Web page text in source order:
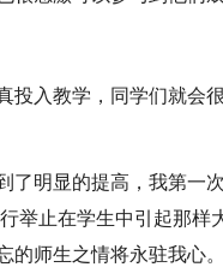
投入教学，同学们就会
了明显的提高，我第一
举止在学生中引起那样
的师生之情将永驻我心